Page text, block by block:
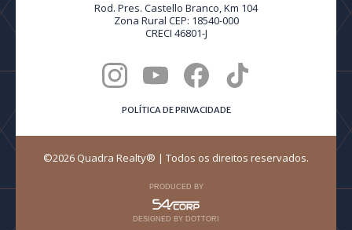
Rod. Pres. Castello Branco, Km 104
Zona Rural CEP: 18540-000
CRECI 46801-J
POLÍTICA DE PRIVACIDADE
©2026 Quadra Realty® | Todos os direitos reservados.
PRODUCED BY
DESIGNED BY DOTTORI